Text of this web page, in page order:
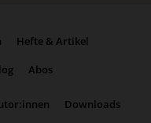
Hefte & Artikel
Abos
Downloads